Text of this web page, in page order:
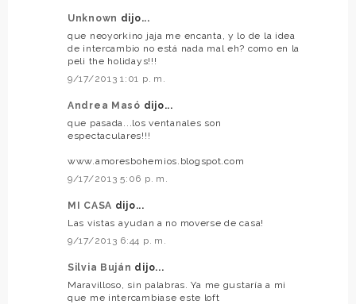
Unknown dijo...
que neoyorkino jaja me encanta, y lo de la idea
de intercambio no está nada mal eh? como en la
peli the holidays!!!
9/17/2013 1:01 p. m.
Andrea Masó dijo...
que pasada...los ventanales son
espectaculares!!!
www.amoresbohemios.blogspot.com
9/17/2013 5:06 p. m.
MI CASA dijo...
Las vistas ayudan a no moverse de casa!
9/17/2013 6:44 p. m.
Silvia Buján dijo...
Maravilloso, sin palabras. Ya me gustaría a mi
que me intercambiase este loft